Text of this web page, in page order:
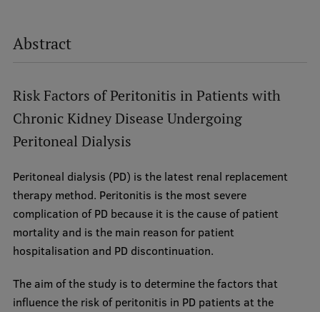
Abstract
Risk Factors of Peritonitis in Patients with
Chronic Kidney Disease Undergoing
Peritoneal Dialysis
Peritoneal dialysis (PD) is the latest renal replacement
therapy method. Peritonitis is the most severe
complication of PD because it is the cause of patient
mortality and is the main reason for patient
hospitalisation and PD discontinuation.
The aim of the study is to determine the factors that
influence the risk of peritonitis in PD patients at the